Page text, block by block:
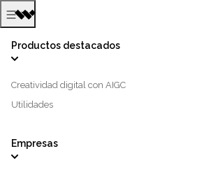
Productos destacados
Creatividad digital con AIGC
Utilidades
Empresas